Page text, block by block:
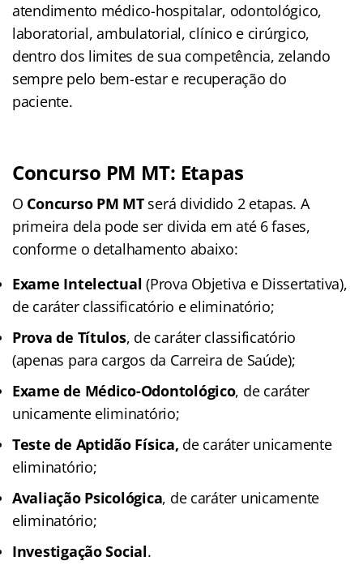
atendimento médico-hospitalar, odontológico,
laboratorial, ambulatorial, clínico e cirúrgico,
dentro dos limites de sua competência, zelando
sempre pelo bem-estar e recuperação do
paciente.
Concurso PM MT: Etapas
O Concurso PM MTserá dividido 2 etapas. A
primeira dela pode ser divida em até 6 fases,
conforme o detalhamento abaixo:
Exame Intelectual (Prova Objetiva e Dissertativa),
de caráter classificatório e eliminatório;
Prova de Títulos, de caráter classificatório
(apenas para cargos da Carreira de Saúde);
Exame de Médico-Odontológico, de caráter
unicamente eliminatório;
Teste de Aptidão Física, de caráter unicamente
eliminatório;
Avaliação Psicológica, de caráter unicamente
eliminatório;
Investigação Social.